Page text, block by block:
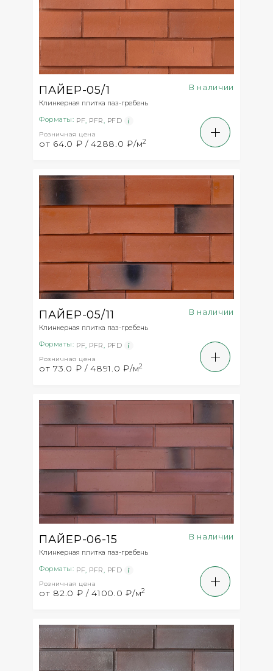
ПАЙЕР-05/1
Клинкерная плитка паз-гребень
В наличии
Форматы: PF, PFR, PFD
Розничная цена
от 64.0 ₽ / 4288.0 ₽/м2
ПАЙЕР-05/11
Клинкерная плитка паз-гребень
В наличии
Форматы: PF, PFR, PFD
Розничная цена
от 73.0 ₽ / 4891.0 ₽/м2
ПАЙЕР-06-15
Клинкерная плитка паз-гребень
В наличии
Форматы: PF, PFR, PFD
Розничная цена
от 82.0 ₽ / 4100.0 ₽/м2